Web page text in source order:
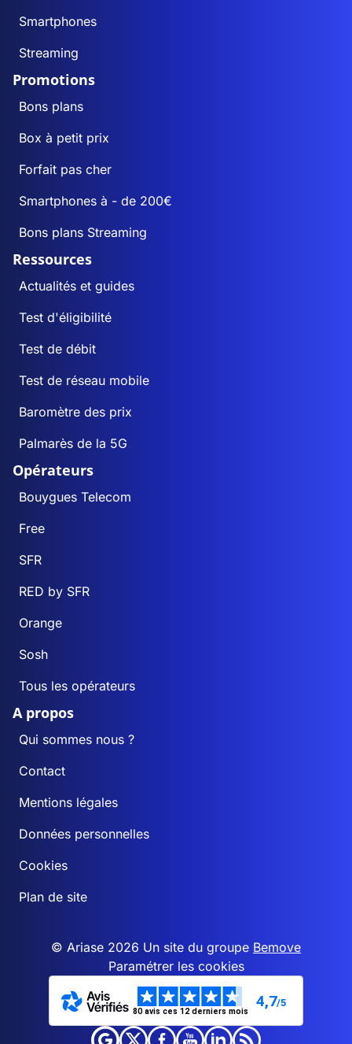
Smartphones
Streaming
Promotions
Bons plans
Box à petit prix
Forfait pas cher
Smartphones à - de 200€
Bons plans Streaming
Ressources
Actualités et guides
Test d'éligibilité
Test de débit
Test de réseau mobile
Baromètre des prix
Palmarès de la 5G
Opérateurs
Bouygues Telecom
Free
SFR
RED by SFR
Orange
Sosh
Tous les opérateurs
A propos
Qui sommes nous ?
Contact
Mentions légales
Données personnelles
Cookies
Plan de site
© Ariase 2026 Un site du groupe Bemove
Paramétrer les cookies
80 avis ces 12 derniers mois
4,7/5